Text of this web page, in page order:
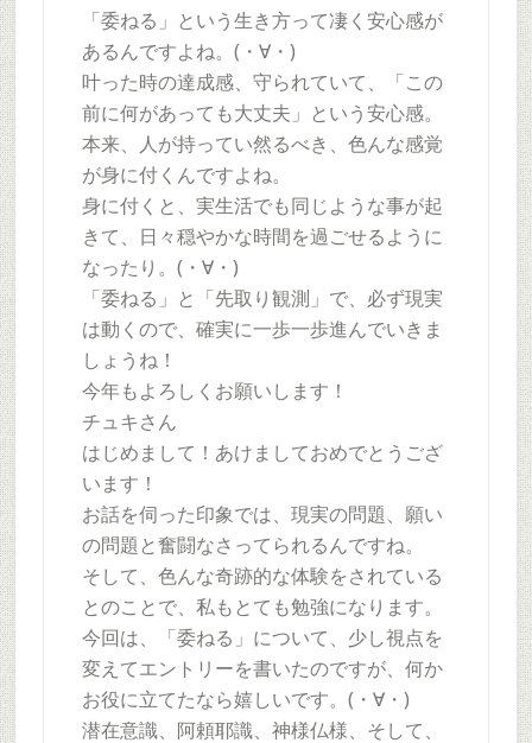
「委ねる」という生き方って凄く安心感が
あるんですよね。(・∀・)
叶った時の達成感、守られていて、「この
前に何があっても大丈夫」という安心感。
本来、人が持ってい然るべき、色んな感覚
が身に付くんですよね。
身に付くと、実生活でも同じような事が起
きて、日々穏やかな時間を過ごせるように
なったり。(・∀・)
「委ねる」と「先取り観測」で、必ず現実
は動くので、確実に一歩一歩進んでいきま
しょうね！
今年もよろしくお願いします！
チュキさん
はじめまして！あけましておめでとうござ
います！
お話を伺った印象では、現実の問題、願い
の問題と奮闘なさってられるんですね。
そして、色んな奇跡的な体験をされている
とのことで、私もとても勉強になります。
今回は、「委ねる」について、少し視点を
変えてエントリーを書いたのですが、何か
お役に立てたなら嬉しいです。(・∀・)
潜在意識、阿頼耶識、神様仏様、そして、